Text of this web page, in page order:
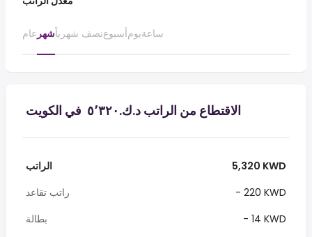
عام شهرنصف شهرياًأسبوعيومساعة
الاقتطاع من الراتب د.ك.‏٥٬٣٢٠ ‏ في الكويت
الراتب
5,320 KWD
راتب تقاعد
- 220 KWD
بطالة
- 14 KWD